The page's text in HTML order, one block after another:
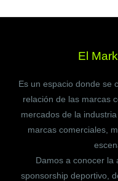
El
Es un espacio donde se
relación de las marcas
mercados de la
marcas comerciales,
Damos a conocer la
sponsorship deportivo,